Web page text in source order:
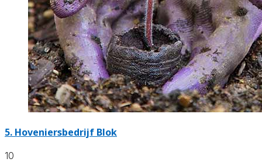
5. Hoveniersbedrijf Blok
10